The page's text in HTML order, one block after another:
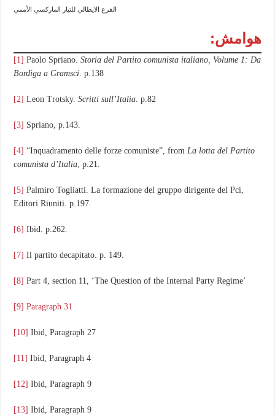
الفرع الايطالي للتيار الماركسي الأممي
هوامش:
[1] Paolo Spriano.Storia del Partito comunista italiano, Volume 1: Da
Bordiga a Gramsci . p.138
[2] Leon Trotsky.Scritti sull’Italia . p.82
[3] Spriano, p.143.
[4] “Inquadramento delle forze comuniste”, from La lotta del Partito
comunista d’Italia , p.21.
[5] Palmiro Togliatti. La formazione del gruppo dirigente del Pci,
Editori Riuniti. p.197.
[6] Ibid. p.262.
[7] Il partito decapitato. p. 149.
[8] Part 4, section 11, ‘The Question of the Internal Party Regime’
[9] Paragraph 31
[10] Ibid, Paragraph 27
[11] Ibid, Paragraph 4
[12] Ibid, Paragraph 9
[13] Ibid, Paragraph 9